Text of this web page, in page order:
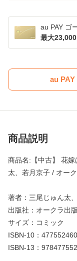
au PAY ゴ
最大
au
商品説明
商品名:【中古】 花
太、若月京子 / オー
著者：三尾じゅん太
出版社：オークラ出版
サイズ：コミック
ISBN-10：
ISBN-13：